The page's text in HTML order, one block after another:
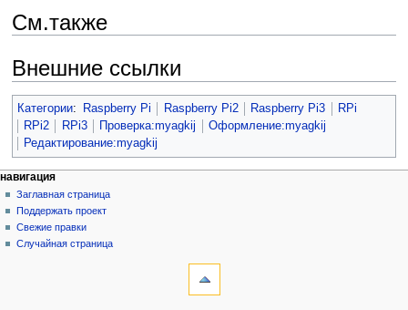
См.также
Внешние ссылки
Категории: Raspberry Pi Raspberry Pi2 Raspberry Pi3
RPi
RPi2
RPi3 Проверка:myagkij
Оформление:myagkij
Редактирование:myagkij
навигация
Заглавная страница
Поддержать проект
Свежие правки
Случайная страница